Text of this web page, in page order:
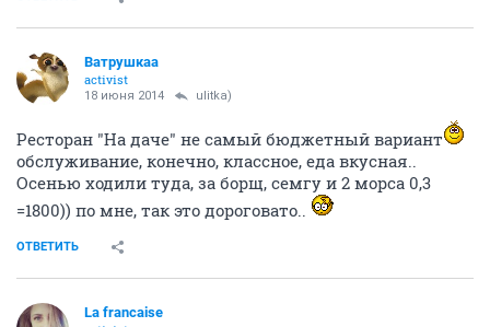
Ватрушкаа
activist
18 июня 2014 ulitka)
Ресторан "На даче" не самый бюджетный вариант
обслуживание, конечно, классное, еда вкусная..
Осенью ходили туда, за борщ, семгу и 2 морса 0,3
=1800)) по мне, так это дороговато..
ОТВЕТИТЬ
La francaise